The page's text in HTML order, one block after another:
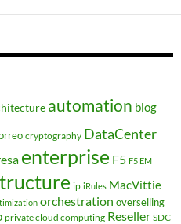
automation blog
cryptography DataCenter
enterprise F5 F5 EM
ip iRules MacVittie
orchestration overselling
private cloud computing Reseller SDC